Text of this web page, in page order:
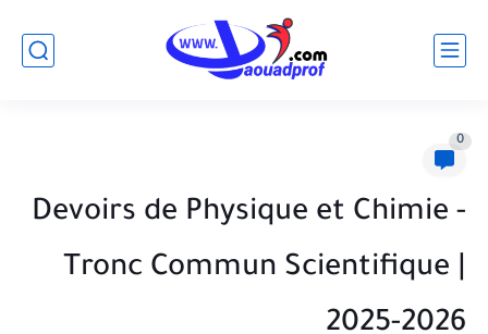
0
Devoirs de Physique et Chimie -
Tronc Commun Scientifique |
2025-2026